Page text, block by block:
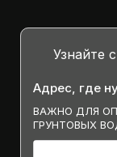
Узнайте
Адрес, где
ВАЖНО ДЛЯ
ГРУНТОВЫХ